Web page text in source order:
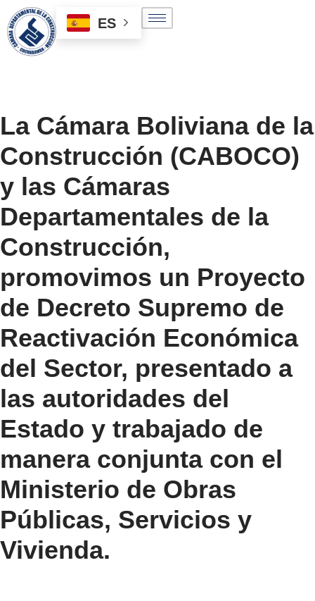
Saltar
al
ES
La Cámara Boliviana de la
Construcción (CABOCO)
y las Cámaras
Departamentales de la
Construcción,
promovimos un Proyecto
de Decreto Supremo de
Reactivación Económica
del Sector, presentado a
las autoridades del
Estado y trabajado de
manera conjunta con el
Ministerio de Obras
Públicas, Servicios y
Vivienda.